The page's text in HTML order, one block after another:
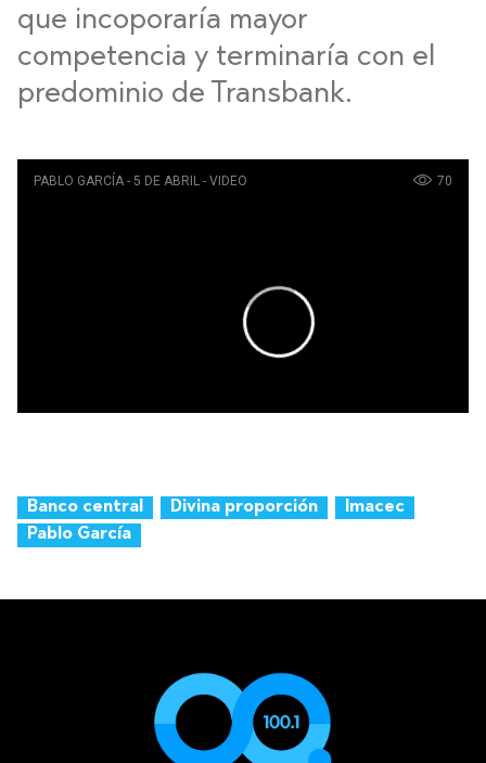
que incoporaría mayor
competencia y terminaría con el
predominio de Transbank.
Banco central Divina proporción
Imacec
Pablo García